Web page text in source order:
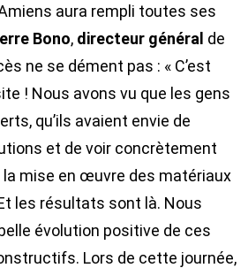
aura rempli toutes ses
Bono, directeur général de
ne se dément pas : « C’est
! Nous avons vu que les gens
qu’ils avaient envie de
et de voir concrètement
mise en œuvre des matériaux
les résultats sont là. Nous
évolution positive de ces
Lors de cette journée,